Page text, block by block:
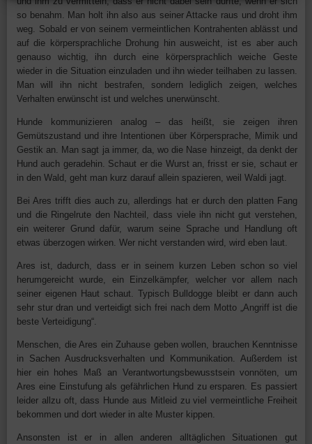
so benahm. Man holt ihn also aus seiner Attacke raus und droht ihm
weg. Sobald er von seinem vermeintlichen Kontrahenten ablässt und
auf die körpersprachliche Drohung hin ausweicht, ist es aber auch
genauso wichtig, ihn durch eine körpersprachlich weiche Geste
wieder in die Situation einzuladen und ihn wieder teilhaben zu lassen.
Man will ihn nicht bestrafen, sondern lediglich zeigen, welches
Verhalten erwünscht ist und welches unerwünscht.
Hunde kommunizieren analog – das heißt, sie zeigen ihren
Gemütszustand und ihre Intentionen über Körpersprache, Mimik und
Gestik an. Man sagt ja immer, da, wo die Nase hinzeigt, da denkt der
Hund auch geradehin. Schaut er die Wurst an, frisst er sie, schaut er
in den Wald, geht man kurz darauf allein spazieren, weil Waldi jagt.
Bei Ares trifft dies auch zu, allerdings hat er durch den platten Fang
und die Ringelrute den Nachteil, dass viele ihn nicht gut verstehen,
ein weiterer Grund dafür, warum seine Sprache und Handlung oft
etwas überzogen wirken. Wer nicht verstanden wird, wird eben laut.
Ares ist, dadurch, dass er in seinem kurzen Leben schon so viel
herumgereicht wurde, ein Einzelkämpfer, welcher vor allem nach
seiner eigenen Haut schaut. Typisch Bulldogge bleibt er dann auch
sehr stur dran und verteidigt sich frei nach dem Motto „Angriff ist die
beste Verteidigung“.
Menschen, die Ares ein Zuhause geben wollen, brauchen Kenntnisse
in Sachen Ausdrucksverhalten und Kommunikation. Außerdem ist
hier ein hohes Maß an Verantwortungsbewusstsein vonnöten, um
Ares eine Einstufung als gefährlichen Hund zu ersparen. Es passiert
leider allzu oft, dass Hunde aus Mitleid zu viel vermeintliche Freiheit
bekommen und dort wieder in alte Muster kippen.
Ansonsten ist er in allen anderen alltäglichen Situationen gut